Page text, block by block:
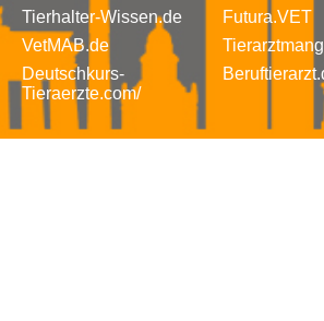
Tierhalter-Wissen.de
VetMAB.de
Deutschkurs-
Tieraerzte.com/
Futura.VET